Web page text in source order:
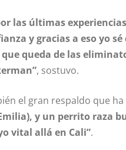
las últimas
y gracias a eso yo
queda de las
, sostuvo.
el gran respaldo que
y un perrito raza
vital allá en Cali”.